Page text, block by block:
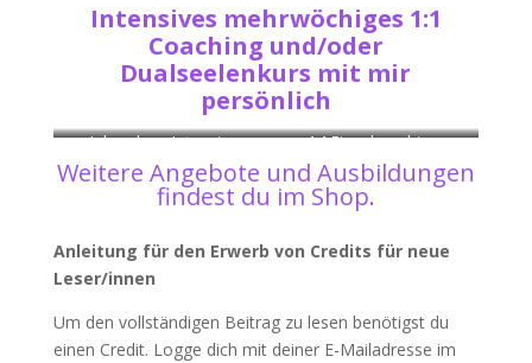
Intensives mehrwöchiges 1:1
Coaching und/oder
Dualseelenkurs mit mir
persönlich
Jahreskurs Intensiv 1:1 Einzelcoaching
Weitere Angebote und Ausbildungen
findest du im Shop.
Anleitung für den Erwerb von Credits für neue
Leser/innen
Um den vollständigen Beitrag zu lesen benötigst du
einen Credit. Logge dich mit deiner E-Mailadresse im